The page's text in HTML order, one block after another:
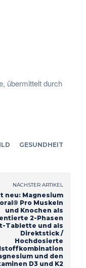
übermittelt durch
GESUNDHEIT
NÄCHSTER ARTIKEL
neu: Magnesium
Pro Muskeln
und Knochen als
2-Phasen
Tablette und als
Direktstick /
Hochdosierte
und den
D3 und K2